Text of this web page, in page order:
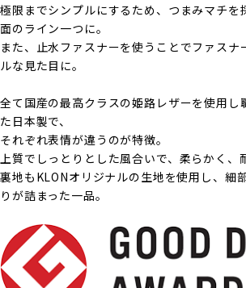
極限までシンプルにするため、つまみマチを
面のライン一つに。
また、止水ファスナーを使うことでファスナ
ルな見た目に。
全て国産の最高クラスの姫路レザーを使用し
た日本製で、
それぞれ表情が違うのが特徴。
上質でしっとりとした風合いで、柔らかく、
裏地もKLONオリジナルの生地を使用し、細
りが詰まった一品。